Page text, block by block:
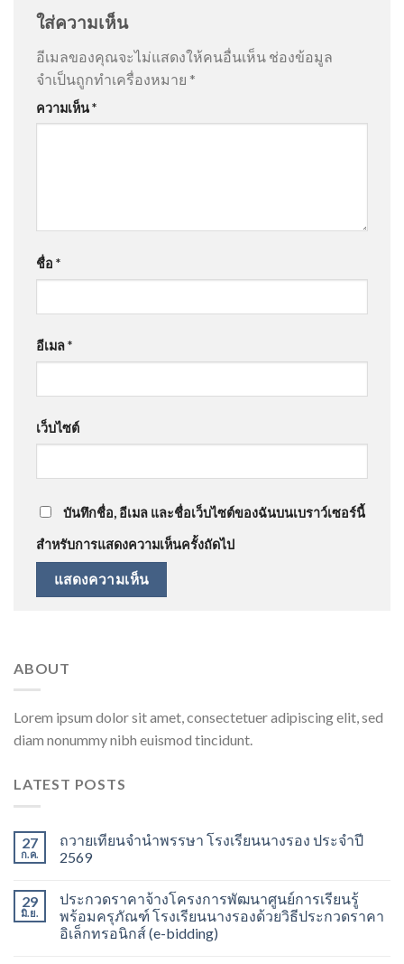
ใส่ความเห็น
อีเมลของคุณจะไม่แสดงให้คนอื่นเห็น ช่องข้อมูล
จำเป็นถูกทำเครื่องหมาย *
ความเห็น*
ชื่อ *
อีเมล*
เว็บไซต์
บันทึกชื่อ, อีเมล และชื่อเว็บไซต์ของฉันบนเบราว์เซอร์นี้
สำหรับการแสดงความเห็นครั้งถัดไป
ABOUT
Lorem ipsum dolor sit amet, consectetuer adipiscing elit, sed
diam nonummy nibh euismod tincidunt.
LATEST POSTS
27
ก.ค.
ถวายเทียนจำนำพรรษา โรงเรียนนางรอง ประจำปี
2569
29
มิ.ย.
ประกวดราคาจ้างโครงการพัฒนาศูนย์การเรียนรู้
พร้อมครุภัณฑ์ โรงเรียนนางรองด้วยวิธีประกวดราคา
อิเล็กทรอนิกส์ (e-bidding)